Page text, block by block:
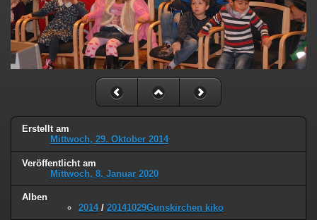
Erstellt am
Mittwoch, 29. Oktober 2014
Veröffentlicht am
Mittwoch, 8. Januar 2020
Alben
2014/ 20141029Gunskirchen kiko